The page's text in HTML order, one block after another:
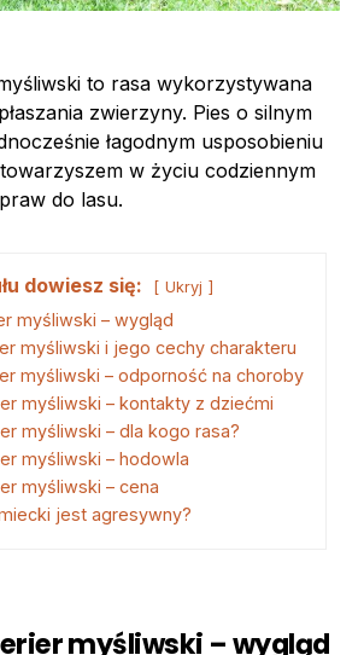
to rasa wykorzystywana
zwierzyny. Pies o silnym
łagodnym usposobieniu
w życiu codziennym
do lasu.
dowiesz się: Ukryj
myśliwski – wygląd
myśliwski i jego cechy charakteru
myśliwski – odporność na choroby
myśliwski – kontakty z dziećmi
myśliwski – dla kogo rasa?
myśliwski – hodowla
myśliwski – cena
jest agresywny?
myśliwski – wygląd